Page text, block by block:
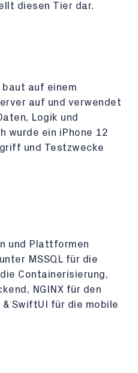
diesen Tier dar.
auf einem
auf und verwendet
Logik und
wurde ein iPhone 12
und Testzwecke
und Plattformen
MSSQL für die
Containerisierung,
NGINX für den
SwiftUI für die mobile